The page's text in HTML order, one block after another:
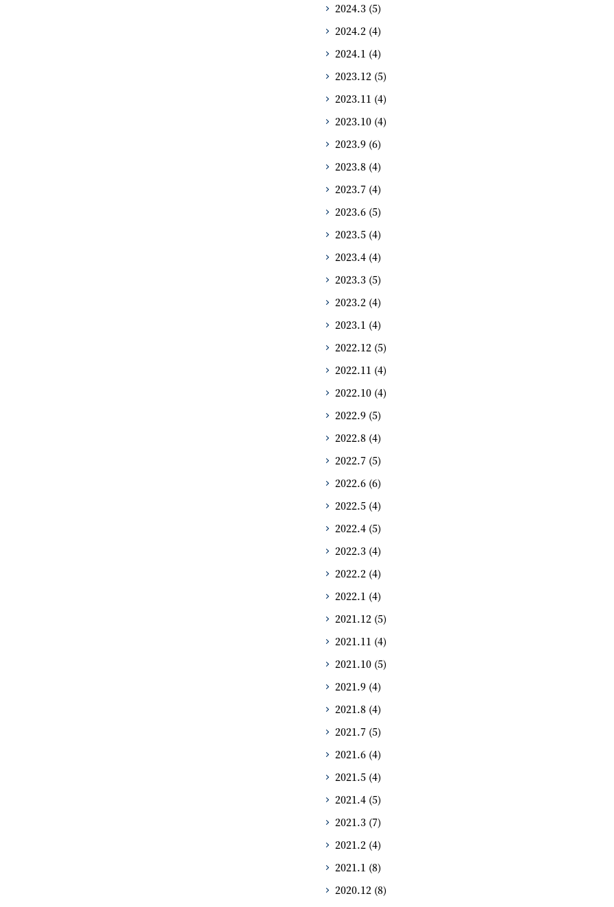
2024.3 (5)
2024.2 (4)
2024.1 (4)
2023.12 (5)
2023.11 (4)
2023.10 (4)
2023.9 (6)
2023.8 (4)
2023.7 (4)
2023.6 (5)
2023.5 (4)
2023.4 (4)
2023.3 (5)
2023.2 (4)
2023.1 (4)
2022.12 (5)
2022.11 (4)
2022.10 (4)
2022.9 (5)
2022.8 (4)
2022.7 (5)
2022.6 (6)
2022.5 (4)
2022.4 (5)
2022.3 (4)
2022.2 (4)
2022.1 (4)
2021.12 (5)
2021.11 (4)
2021.10 (5)
2021.9 (4)
2021.8 (4)
2021.7 (5)
2021.6 (4)
2021.5 (4)
2021.4 (5)
2021.3 (7)
2021.2 (4)
2021.1 (8)
2020.12 (8)